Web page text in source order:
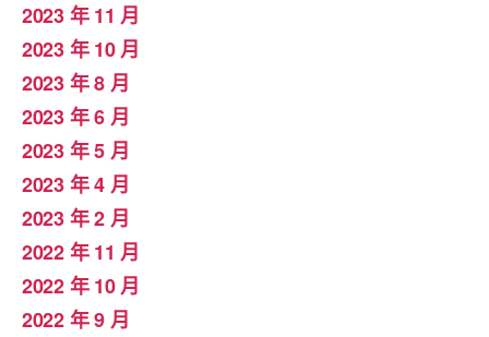
2023 年 11 月
2023 年 10 月
2023 年 8 月
2023 年 6 月
2023 年 5 月
2023 年 4 月
2023 年 2 月
2022 年 11 月
2022 年 10 月
2022 年 9 月